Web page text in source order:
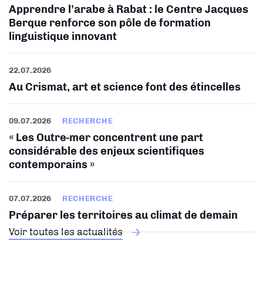
Voir toutes les actualités
Apprendre l’arabe à Rabat : le Centre Jacques
Berque renforce son pôle de formation
linguistique innovant
22.07.2026
Au Crismat, art et science font des étincelles
09.07.2026 RECHERCHE
« Les Outre-mer concentrent une part
considérable des enjeux scientifiques
contemporains »
07.07.2026 RECHERCHE
Préparer les territoires au climat de demain